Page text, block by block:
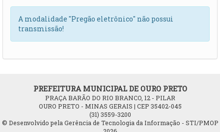
A modalidade "Pregão eletrônico" não possui
transmissão!
PREFEITURA MUNICIPAL DE OURO PRETO
PRAÇA BARÃO DO RIO BRANCO, 12 - PILAR
OURO PRETO - MINAS GERAIS | CEP 35402-045
(31) 3559-3200
© Desenvolvido pela Gerência de Tecnologia da Informação - STI/PMOP